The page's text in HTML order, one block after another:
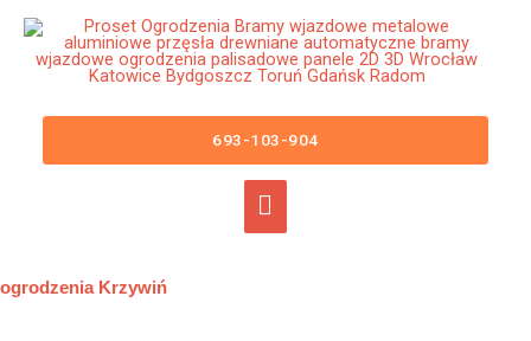
Przejdź
Główne
menu
693-103-904
Mapa 12 Ogrodzenia Metalowe
Frontowe Aluminiowe Stalowe
Nowoczesne
ogrodzenia Krzywiń